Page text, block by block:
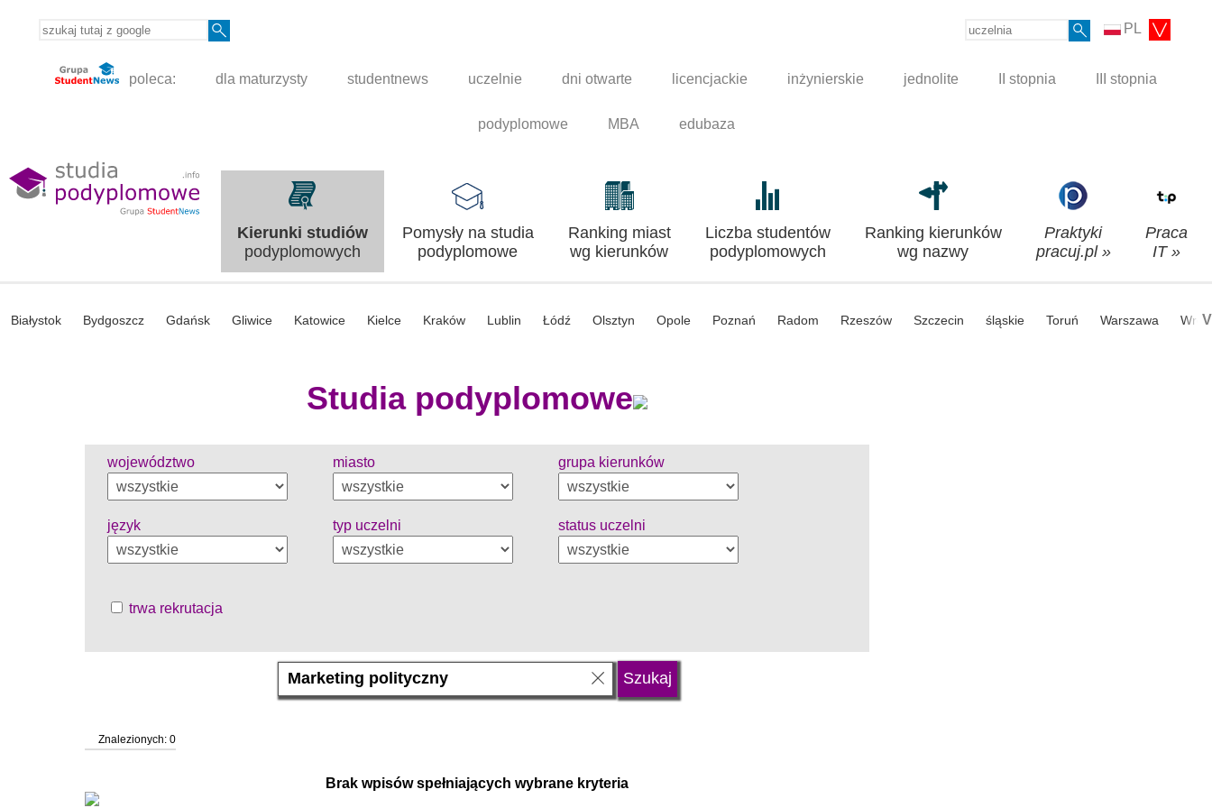
PL
poleca: dla maturzysty studentnews uczelnie dni otwarte licencjackie inżynierskie jednolite II stopnia III stopnia
podyplomowe MBA edubaza
Kierunki studiów
podyplomowych
Pomysły na studia
podyplomowe
Ranking miast
wg kierunków
Liczba studentów
podyplomowych
Ranking kierunków
wg nazwy
Praktyki
pracuj.pl »
Praca
IT »
Białystok Bydgoszcz Gdańsk Gliwice Katowice Kielce Kraków Lublin Łódź Olsztyn Opole Poznań Radom Rzeszów Szczecin śląskie Toruń Warszawa V
Studia podyplomowe
województwo miasto grupa kierunków
język typ uczelni status uczelni
trwa rekrutacja
Znalezionych: 0
Brak wpisów spełniających wybrane kryteria